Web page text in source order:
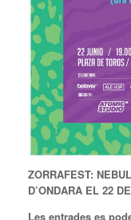
ZORRAFEST:
D’ONDARA EL 22
Les entrades es